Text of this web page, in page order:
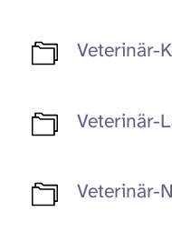
Veterinär-
Veterinär-
Veterinär-